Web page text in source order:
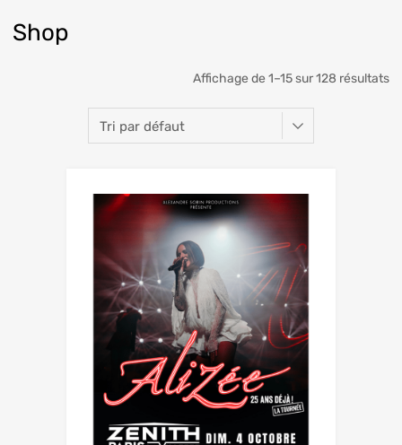
Shop
Affichage de 1–15 sur 128 résultats